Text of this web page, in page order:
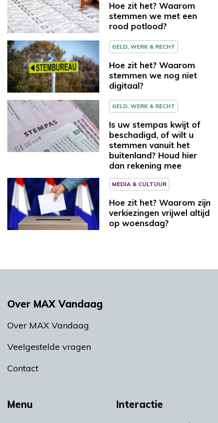
Hoe zit het? Waarom
stemmen we met een
rood potlood?
GELD, WERK & RECHT
Hoe zit het? Waarom
stemmen we nog niet
digitaal?
GELD, WERK & RECHT
Is uw stempas kwijt of
beschadigd, of wilt u
stemmen vanuit het
buitenland? Houd hier
dan rekening mee
MEDIA & CULTUUR
Hoe zit het? Waarom zijn
verkiezingen vrijwel altijd
op woensdag?
Menu Interactie
Over MAX Vandaag
Over MAX Vandaag
Veelgestelde vragen
Contact